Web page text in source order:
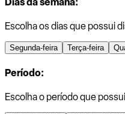
Escolha os dias que possui
Segunda-feira Terça-feira
Período:
Escolha o período que